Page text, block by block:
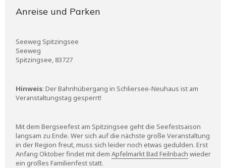
Anreise und Parken
Seeweg Spitzingsee
Seeweg
Spitzingsee, 83727
Hinweis: Der Bahnhübergang in Schliersee-Neuhaus ist am
Veranstaltungstag gesperrt!
Mit dem Bergseefest am Spitzingsee geht die Seefestsaison
langsam zu Ende. Wer sich auf die nächste große Veranstaltung
in der Region freut, muss sich leider noch etwas gedulden. Erst
Anfang Oktober findet mit dem Apfelmarkt Bad Feilnbach wieder
ein großes Familienfest statt.